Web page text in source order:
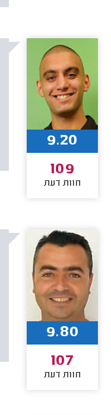
9.20
109
חוות דעת
9.80
107
חוות דעת